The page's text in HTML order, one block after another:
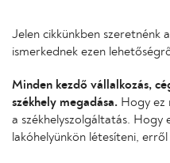
Jelen cikkünkben szeretnénk
ismerkednek ezen
Minden kezdő vállalkozás,
székhely megadása. Hogy ez
a székhelyszolgáltatás. Hogy
lakóhelyünkön létesíteni,